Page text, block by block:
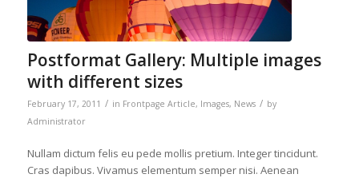
Postformat Gallery: Multiple images
with different sizes
February 17, 2011 / in Frontpage Article, Images, News / by
Administrator
Nullam dictum felis eu pede mollis pretium. Integer tincidunt.
Cras dapibus. Vivamus elementum semper nisi. Aenean